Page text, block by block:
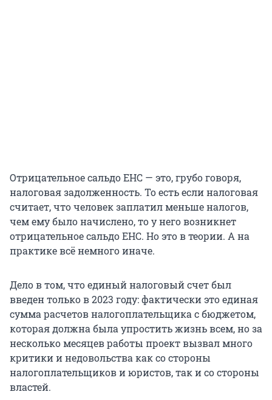
Отрицательное сальдо ЕНС — это, грубо говоря,
налоговая задолженность. То есть если налоговая
считает, что человек заплатил меньше налогов,
чем ему было начислено, то у него возникнет
отрицательное сальдо ЕНС. Но это в теории. А на
практике всё немного иначе.
Дело в том, что единый налоговый счет был
введен только в 2023 году: фактически это единая
сумма расчетов налогоплательщика с бюджетом,
которая должна была упростить жизнь всем, но за
несколько месяцев работы проект вызвал много
критики и недовольства как со стороны
налогоплательщиков и юристов, так и со стороны
властей.